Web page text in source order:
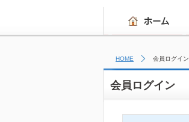
HOME 会員ログイン
会員ログイン